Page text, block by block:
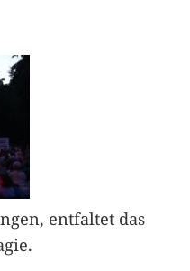
entfaltet das